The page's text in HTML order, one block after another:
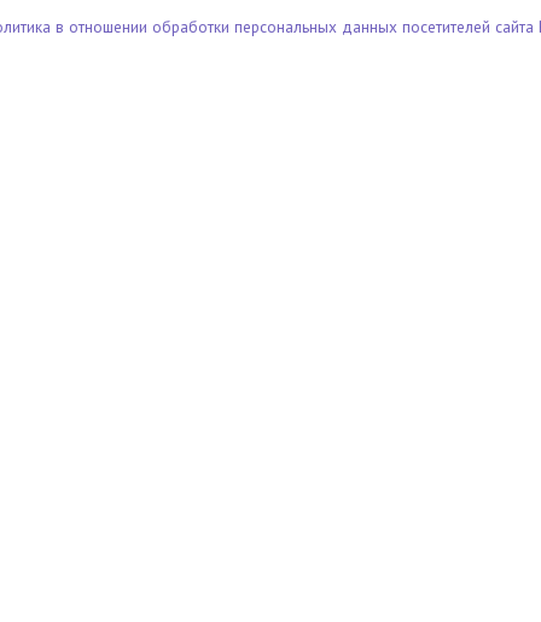
в отношении обработки персональных данных посетителей